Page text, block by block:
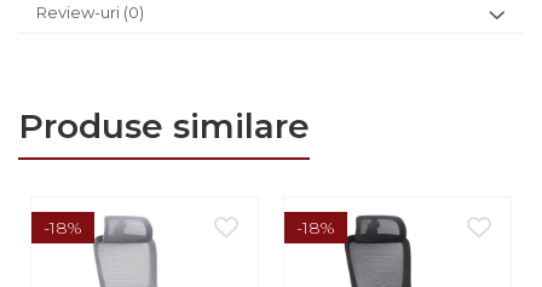
Review-uri (0)
Produse similare
-18% -18%